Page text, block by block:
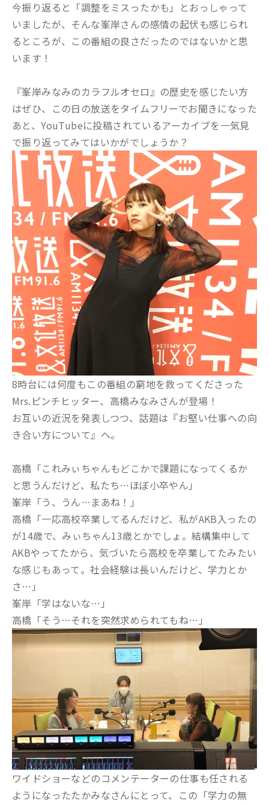
今振り返ると「調整をミスったかも」とおっしゃって
いましたが、そんな峯岸さんの感情の起伏も感じられ
るところが、この番組の良さだったのではないかと思
います！
『峯岸みなみのカラフルオセロ』の歴史を感じたい方
はぜひ、この日の放送をタイムフリーでお聞きになった
あと、YouTubeに投稿されているアーカイブを一気見
で振り返ってみてはいかがでしょうか？
8時台には何度もこの番組の窮地を救ってくださった
Mrs.ピンチヒッター、高橋みなみさんが登場！
お互いの近況を発表しつつ、話題は『お堅い仕事への向
き合い方について』へ。
高橋「これみぃちゃんもどこかで課題になってくるか
と思うんだけど、私たち…ほぼ小卒やん」
峯岸「う、うん…まあね！」
高橋「一応高校卒業してるんだけど、私がAKB入ったの
が14歳で、みぃちゃん13歳とかでしょ。結構集中して
AKBやってたから、気づいたら高校を卒業してたみたい
な感じもあって。社会経験は長いんだけど、学力とか
さ…」
峯岸「学はないな…」
高橋「そう…それを突然求められてもね…」
ワイドショーなどのコメンテーターの仕事も任される
ようになったたかみなさんにとって、この「学力の無